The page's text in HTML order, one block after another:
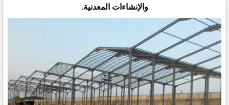
‏والإنشاءات المعدنية.‏